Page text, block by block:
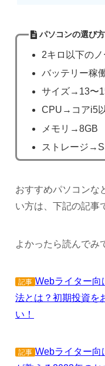
パソコンの選び
2キロ以下の
バッテリー稼
サイズ→13〜
CPU→コアi5
メモリ→8GB
ストレージ
おすすめパソコンな
い方は、下記の記事
よかったら読んでみ
記事 Webライター向
法とは？初期投資を
い！
記事 Webライター向